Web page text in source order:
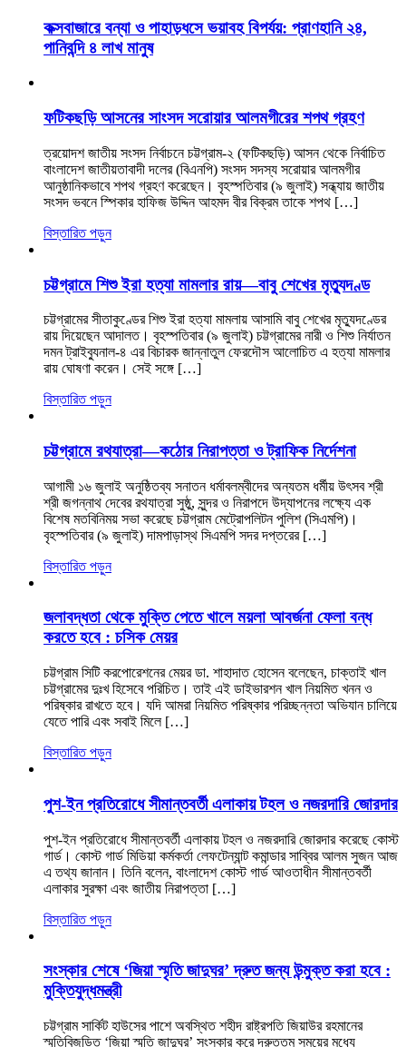
কক্সবাজারে বন্যা ও পাহাড়ধসে ভয়াবহ বিপর্যয়: প্রাণহানি ২৪,
পানিবন্দি ৪ লাখ মানুষ
ফটিকছড়ি আসনের সাংসদ সরোয়ার আলমগীরের শপথ গ্রহণ
ত্রয়োদশ জাতীয় সংসদ নির্বাচনে চট্টগ্রাম-২ (ফটিকছড়ি) আসন থেকে নির্বাচিত
বাংলাদেশ জাতীয়তাবাদী দলের (বিএনপি) সংসদ সদস্য সরোয়ার আলমগীর
আনুষ্ঠানিকভাবে শপথ গ্রহণ করেছেন। বৃহস্পতিবার (৯ জুলাই) সন্ধ্যায় জাতীয়
সংসদ ভবনে স্পিকার হাফিজ উদ্দিন আহমদ বীর বিক্রম তাকে শপথ […]
বিস্তারিত পড়ুন
চট্টগ্রামে শিশু ইরা হত্যা মামলার রায়—বাবু শেখের মৃত্যুদণ্ড
চট্টগ্রামের সীতাকুণ্ডের শিশু ইরা হত্যা মামলায় আসামি বাবু শেখের মৃত্যুদণ্ডের
রায় দিয়েছেন আদালত। বৃহস্পতিবার (৯ জুলাই) চট্টগ্রামের নারী ও শিশু নির্যাতন
দমন ট্রাইব্যুনাল-৪ এর বিচারক জান্নাতুল ফেরদৌস আলোচিত এ হত্যা মামলার
রায় ঘোষণা করেন। সেই সঙ্গে […]
বিস্তারিত পড়ুন
চট্টগ্রামে রথযাত্রা—কঠোর নিরাপত্তা ও ট্রাফিক নির্দেশনা
আগামী ১৬ জুলাই অনুষ্ঠিতব্য সনাতন ধর্মাবলম্বীদের অন্যতম ধর্মীয় উৎসব শ্রী
শ্রী জগন্নাথ দেবের রথযাত্রা সুষ্ঠু, সুন্দর ও নিরাপদে উদ্‌যাপনের লক্ষ্যে এক
বিশেষ মতবিনিময় সভা করেছে চট্টগ্রাম মেট্রোপলিটন পুলিশ (সিএমপি)।
বৃহস্পতিবার (৯ জুলাই) দামপাড়াস্থ সিএমপি সদর দপ্তরের […]
বিস্তারিত পড়ুন
জলাবদ্ধতা থেকে মুক্তি পেতে খালে ময়লা আবর্জনা ফেলা বন্ধ
করতে হবে : চসিক মেয়র
চট্টগ্রাম সিটি করপোরেশনের মেয়র ডা. শাহাদাত হোসেন বলেছেন, চাক্তাই খাল
চট্টগ্রামের দুঃখ হিসেবে পরিচিত। তাই এই ডাইভারশন খাল নিয়মিত খনন ও
পরিষ্কার রাখতে হবে। যদি আমরা নিয়মিত পরিষ্কার পরিচ্ছন্নতা অভিযান চালিয়ে
যেতে পারি এবং সবাই মিলে […]
বিস্তারিত পড়ুন
পুশ-ইন প্রতিরোধে সীমান্তবর্তী এলাকায় টহল ও নজরদারি জোরদার
পুশ-ইন প্রতিরোধে সীমান্তবর্তী এলাকায় টহল ও নজরদারি জোরদার করেছে কোস্ট
গার্ড। কোস্ট গার্ড মিডিয়া কর্মকর্তা লেফটেন্যান্ট কমান্ডার সাব্বির আলম সুজন আজ
এ তথ্য জানান। তিনি বলেন, বাংলাদেশ কোস্ট গার্ড আওতাধীন সীমান্তবর্তী
এলাকার সুরক্ষা এবং জাতীয় নিরাপত্তা […]
বিস্তারিত পড়ুন
সংস্কার শেষে ‘জিয়া স্মৃতি জাদুঘর’ দ্রুত জন্য উন্মুক্ত করা হবে :
মুক্তিযুদ্ধমন্ত্রী
চট্টগ্রাম সার্কিট হাউসের পাশে অবস্থিত শহীদ রাষ্ট্রপতি জিয়াউর রহমানের
স্মৃতিবিজড়িত ‘জিয়া স্মৃতি জাদুঘর’ সংস্কার করে দ্রুততম সময়ের মধ্যে